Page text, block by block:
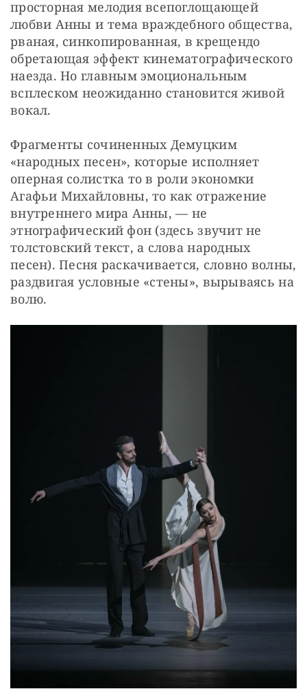
просторная мелодия всепоглощающей
любви Анны и тема враждебного общества,
рваная, синкопированная, в крещендо
обретающая эффект кинематографического
наезда. Но главным эмоциональным
всплеском неожиданно становится живой
вокал.
Фрагменты сочиненных Демуцким
«народных песен», которые исполняет
оперная солистка то в роли экономки
Агафьи Михайловны, то как отражение
внутреннего мира Анны, — не
этнографический фон (здесь звучит не
толстовский текст, а слова народных
песен). Песня раскачивается, словно волны,
раздвигая условные «стены», вырываясь на
волю.